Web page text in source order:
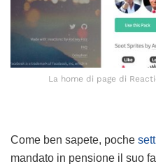
La home di page di
Come ben sapete, poche
mandato in pensione il suo